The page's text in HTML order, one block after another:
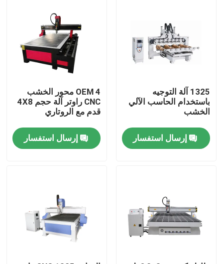
أشرطة فيديو
جولة في المعمل
ضبط الجودة
آلة قطع ألياف الليزر
آلة القطع بليزر CO2
1325 آلة التوجيه
باستخدام الحاسب الآلي
الخشب
إرسال استفسار
OEM 4 محور الخشب
CNC راوتر آلة حجم 4X8
قدم مع الروتاري
إرسال استفسار